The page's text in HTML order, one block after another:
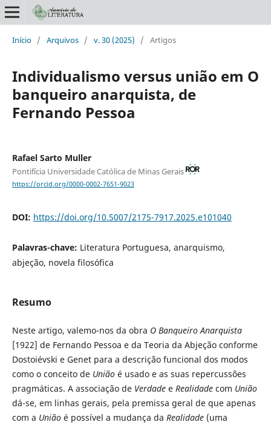
Início / Arquivos / v. 30 (2025) / Artigos
Individualismo versus união em O
banqueiro anarquista, de
Fernando Pessoa
Rafael Sarto Muller
Pontifícia Universidade Católica de Minas Gerais
https://orcid.org/0000-0002-7651-9023
DOI: https://doi.org/10.5007/2175-7917.2025.e101040
Palavras-chave: Literatura Portuguesa, anarquismo,
abjeção, novela filosófica
Resumo
Neste artigo, valemo-nos da obra O Banqueiro Anarquista
[1922] de Fernando Pessoa e da Teoria da Abjeção conforme
Dostoiévski e Genet para a descrição funcional dos modos
como o conceito de Uniãoé usado e as suas repercussões
pragmáticas. A associação de Verdadee Realidadecom União
dá-se, em linhas gerais, pela premissa geral de que apenas
com a Uniãoé possível a mudança da Realidade(uma